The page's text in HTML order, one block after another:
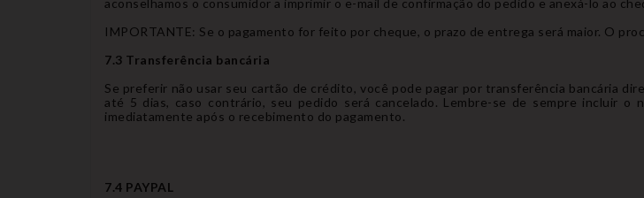
aconselhamos o consumidor a imprimir o e-mail de confirmação do pedido e anexá-lo ao
IMPORTANTE: Se o pagamento for feito por cheque, o prazo de entrega será maior. O
7.3 Transferência bancária
Se preferir não usar seu cartão de crédito, você pode pagar por transferência bancária
até 5 dias, caso contrário, seu pedido será cancelado. Lembre-se de sempre incluir
imediatamente após o recebimento do pagamento.
7.4 PAYPAL